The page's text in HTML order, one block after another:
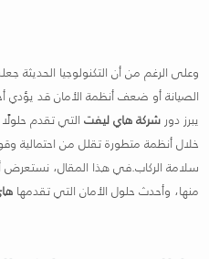
وعلى الرغم من أن التكنولوجيا الحديثة
الصيانة أو ضعف أنظمة الأمان قد يؤدي
يبرز دور شركة هاي ليفت التي تقدم
خلال أنظمة متطورة تقلل من احتمالية
سلامة الركاب.في هذا المقال، نستعرض
منها، وأحدث حلول الأمان التي تقدمها